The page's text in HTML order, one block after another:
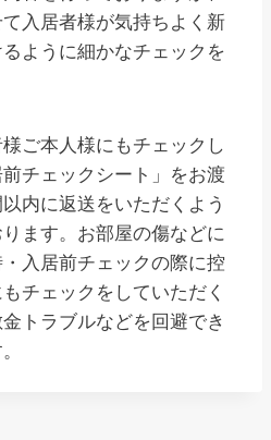
入居者様が気持ちよく新
ように細かなチェックを
ご本人様にもチェックし
チェックシート」をお渡
内に返送をいただくよう
ます。お部屋の傷などに
入居前チェックの際に控
チェックをしていただく
トラブルなどを回避でき